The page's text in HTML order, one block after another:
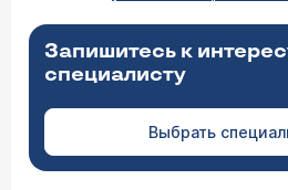
Запишитесь к
специалисту
Выбрать